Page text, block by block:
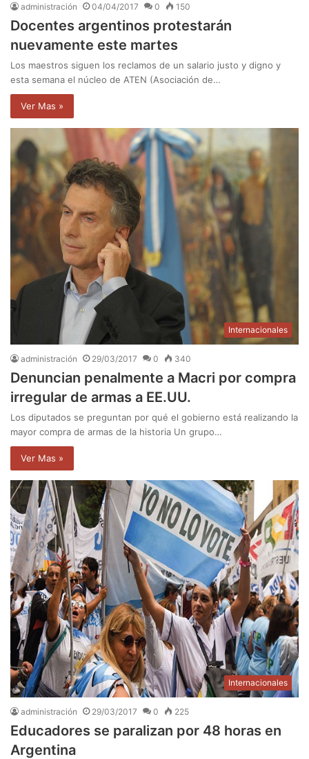
administración 04/04/2017 0 150
Docentes argentinos protestarán
nuevamente este martes
Los maestros siguen los reclamos de un salario justo y digno y
esta semana el núcleo de ATEN (Asociación de…
Ver Mas »
Internacionales
administración 29/03/2017 0 340
Denuncian penalmente a Macri por compra
irregular de armas a EE.UU.
Los diputados se preguntan por qué el gobierno está realizando la
mayor compra de armas de la historia Un grupo…
Ver Mas »
Internacionales
administración 29/03/2017 0 225
Educadores se paralizan por 48 horas en
Argentina